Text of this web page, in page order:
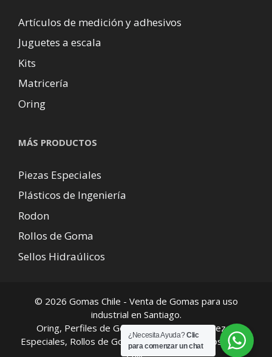
Artículos de medición y adhesivos
Juguetes a escala
Kits
Matricería
Oring
MÁS PRODUCTOS
Piezas Especiales
Plásticos de Ingeniería
Rodon
Rollos de Goma
Sellos Hidraúlicos
© 2026 Gomas Chile - Venta de Gomas para uso
industrial en Santiago.
Oring, Perfiles de Gomas, Kits de Oring, Piezas
Especiales, Rollos de Goma, Envío de productos a todo
Chile
¿Necesita Ayuda?Clic
para comenzar un chat